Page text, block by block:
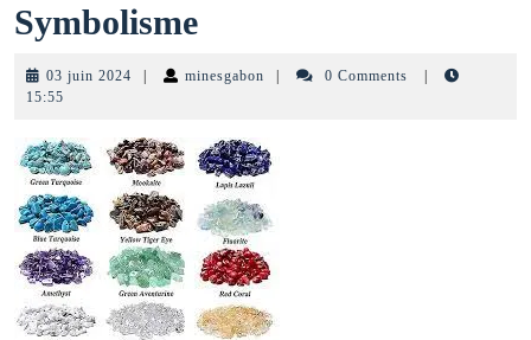
SymbolismeLa
Signification
Couleurs
dans
les
Pierres
Précieuses
03 juin 2024 03
minesgabon minesgabon0 Comments
15:55